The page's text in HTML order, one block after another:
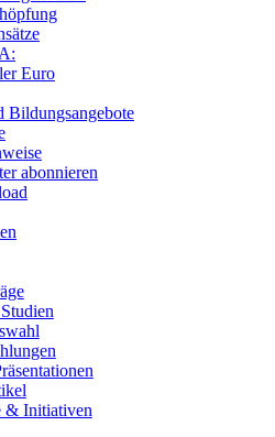
Euro
Bildungsangebote
abonnieren
& Initiativen